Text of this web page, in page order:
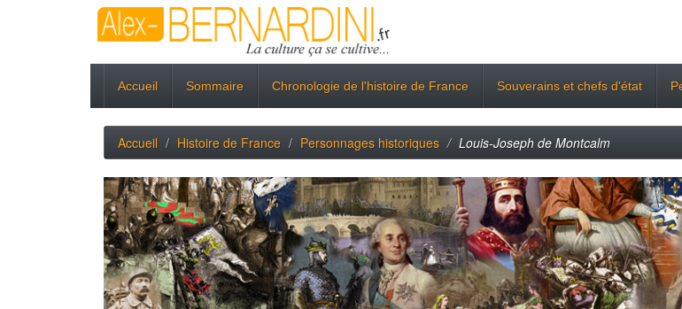
Accueil Sommaire Chronologie de l'histoire de France Souverains et chefs d'état
Accueil Histoire de France Personnages historiques Louis-Joseph de Montcalm